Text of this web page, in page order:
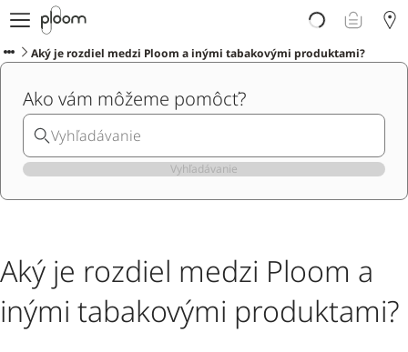
E-shop
Ploom AURA
Podpora
Ploom Club
Aký je rozdiel medzi Ploom a inými tabakovými produktami?
Ako vám môžeme pomôcť?
Vyhľadávanie
Aký je rozdiel medzi Ploom a
inými tabakovými produktami?